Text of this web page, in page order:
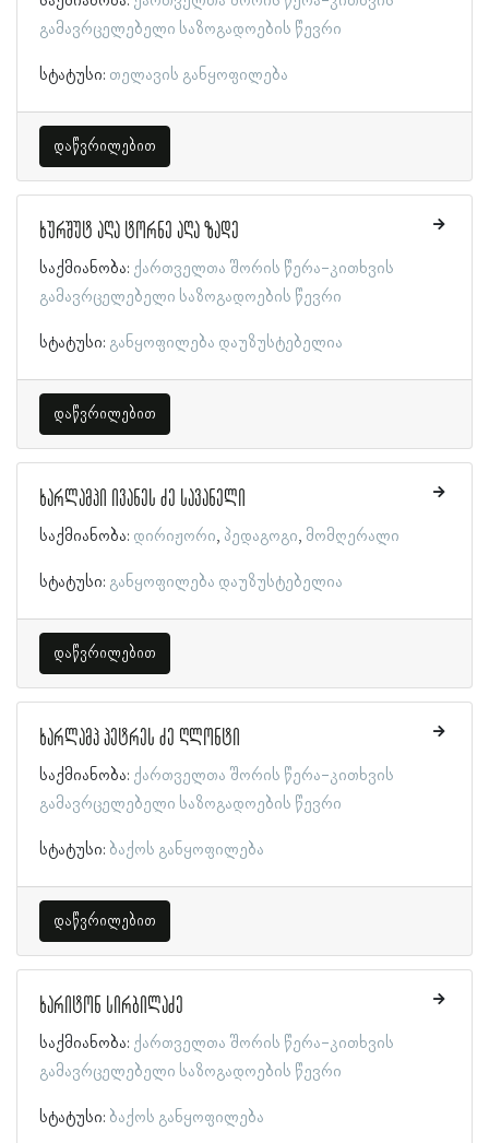
გამავრცელებელი საზოგადოების წევრი
სტატუსი: თელავის განყოფილება
დაწვრილებით
ხურშუტ აღა ტორნე აღა ზადე
საქმიანობა: ქართველთა შორის წერა-კითხვის
გამავრცელებელი საზოგადოების წევრი
სტატუსი: განყოფილება დაუზუსტებელია
დაწვრილებით
ხარლამპი ივანეს ძე სავანელი
საქმიანობა: დირიჟორი პედაგოგი მომღერალი
სტატუსი: განყოფილება დაუზუსტებელია
დაწვრილებით
ხარლამპ პეტრეს ძე ღლონტი
საქმიანობა: ქართველთა შორის წერა-კითხვის
გამავრცელებელი საზოგადოების წევრი
სტატუსი: ბაქოს განყოფილება
დაწვრილებით
ხარიტონ სირბილაძე
საქმიანობა: ქართველთა შორის წერა-კითხვის
გამავრცელებელი საზოგადოების წევრი
სტატუსი: ბაქოს განყოფილება